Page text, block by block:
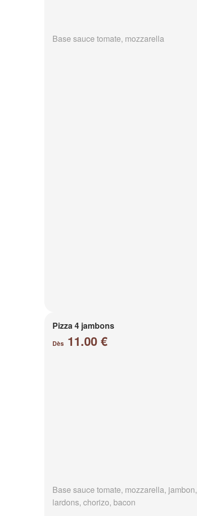
Base sauce tomate, mozzarella
Pizza 4 jambons
Dès 11.00 €
Base sauce tomate, mozzarella, jambon,
lardons, chorizo, bacon